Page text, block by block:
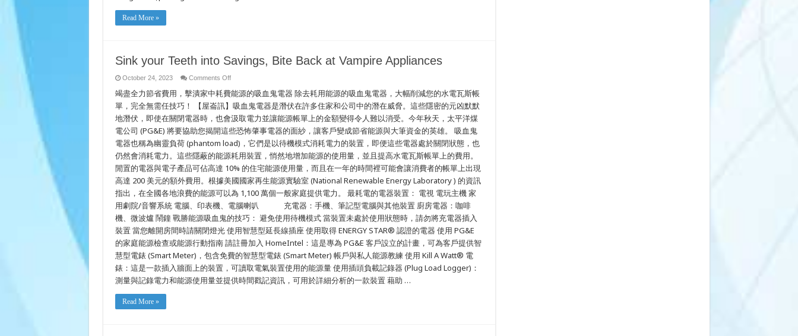
Read More »
Sink your Teeth into Savings, Bite Back at Vampire Appliances
October 24, 2023 Comments Offon
your
Teeth
into
Bite
Back
at
Vampire
Appliances
竭盡全力節省費用，擊潰家中耗費能源的吸血鬼電器 除去耗用能源的吸血鬼電器，大幅削減您的水電瓦斯帳
單，完全無需任技巧！ 【屋崙訊】吸血鬼電器是潛伏在許多住家和公司中的潛在威脅。這些隱密的元凶默默
地潛伏，即使在關閉電器時，也會汲取電力並讓能源帳單上的金額變得令人難以消受。今年秋天，太平洋煤
電公司 (PG&E) 將要協助您揭開這些恐怖肇事電器的面紗，讓客戶變成節省能源與大筆資金的英雄。 吸血鬼
電器也稱為幽靈負荷 (phantom load)，它們是以待機模式消耗電力的裝置，即便這些電器處於關閉狀態，也
仍然會消耗電力。這些隱蔽的能源耗用裝置，悄然地增加能源的使用量，並且提高水電瓦斯帳單上的費用。
閒置的電器與電子產品可佔高達 10% 的住宅能源使用量，而且在一年的時間裡可能會讓消費者的帳單上出現
高達 200 美元的額外費用。根據美國國家再生能源實驗室 (National Renewable Energy Laboratory ) 的資訊
指出，在全國各地浪費的能源可以為 1,100 萬個一般家庭提供電力。 最耗電的電器裝置： 電視 電玩主機 家
用劇院/音響系統 電腦、印表機、電腦喇叭 充電器：手機、筆記型電腦與其他裝置 廚房電器：咖啡
機、微波爐 鬧鐘 戰勝能源吸血鬼的技巧： 避免使用待機模式 當裝置未處於使用狀態時，請勿將充電器插入
裝置 當您離開房間時請關閉燈光 使用智慧型延長線插座 使用取得 ENERGY STAR® 認證的電器 使用 PG&E
的家庭能源檢查或能源行動指南 請註冊加入 HomeIntel：這是專為 PG&E 客戶設立的計畫，可為客戶提供智
慧型電錶 (Smart Meter)，包含免費的智慧型電錶 (Smart Meter) 帳戶與私人能源教練 使用 Kill A Watt® 電
錶：這是一款插入牆面上的裝置，可讀取電氣裝置使用的能源量 使用插頭負載記錄器 (Plug Load Logger)：
測量與記錄電力和能源使用量並提供時間戳記資訊，可用於詳細分析的一款裝置 藉助 …
Read More »